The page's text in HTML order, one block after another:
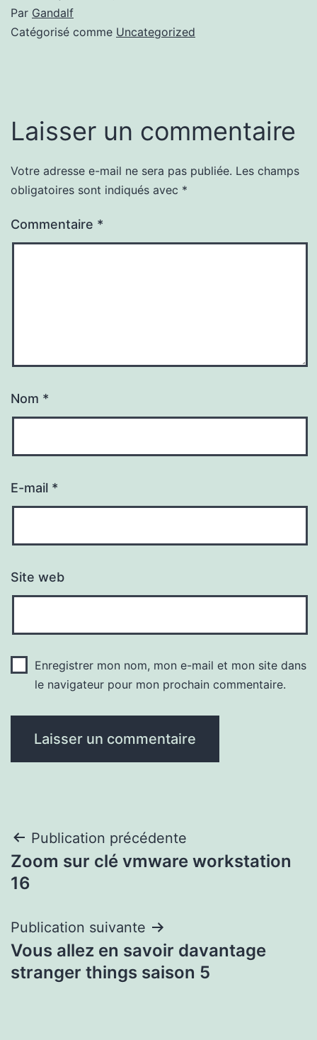
Par Gandalf
Catégorisé comme Uncategorized
Laisser un commentaire
Votre adresse e-mail ne sera pas publiée. Les champs
obligatoires sont indiqués avec *
Commentaire *
Nom *
E-mail *
Site web
Enregistrer mon nom, mon e-mail et mon site dans
le navigateur pour mon prochain commentaire.
Navigation
de
Publication précédente
Zoom sur clé vmware workstation
16
Publication suivante
Vous allez en savoir davantage
stranger things saison 5